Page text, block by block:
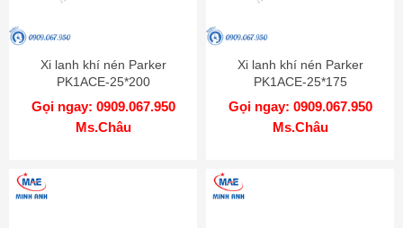
Xi lanh khí nén Parker
PK1ACE-25*200
Gọi ngay: 0909.067.950
Ms.Châu
Xi lanh khí nén Parker
PK1ACE-25*175
Gọi ngay: 0909.067.950
Ms.Châu